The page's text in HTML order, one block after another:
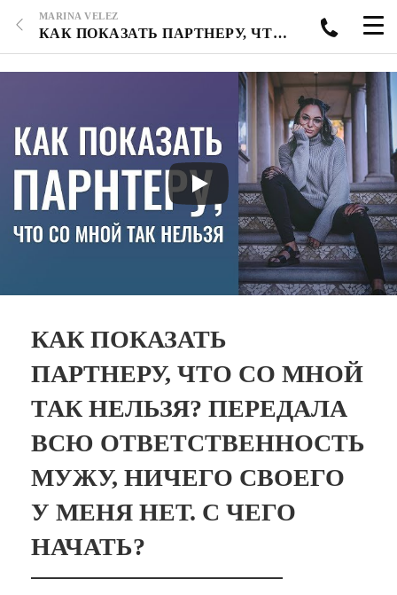
MARINA VELEZ
КАК ПОКАЗАТЬ ПАРТНЕРУ, ЧТО СО МНОЙ ТАК НЕЛЬЗЯ? ПЕРЕДАЛА ВСЮ ОТВЕТСТВЕННОСТЬ МУЖУ, НИЧЕГО СВОЕГО У МЕНЯ НЕТ. С ЧЕГО НАЧАТЬ?
КАК ПОКАЗАТЬ
ПАРТНЕРУ, ЧТО СО МНОЙ
ТАК НЕЛЬЗЯ? ПЕРЕДАЛА
ВСЮ ОТВЕТСТВЕННОСТЬ
МУЖУ, НИЧЕГО СВОЕГО
У МЕНЯ НЕТ. С ЧЕГО
НАЧАТЬ?